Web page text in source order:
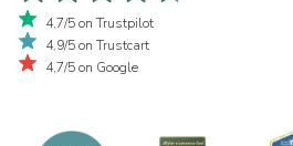
4,7/5 on Trustpilot
4,9/5 on Trustcart
4,7/5 on Google